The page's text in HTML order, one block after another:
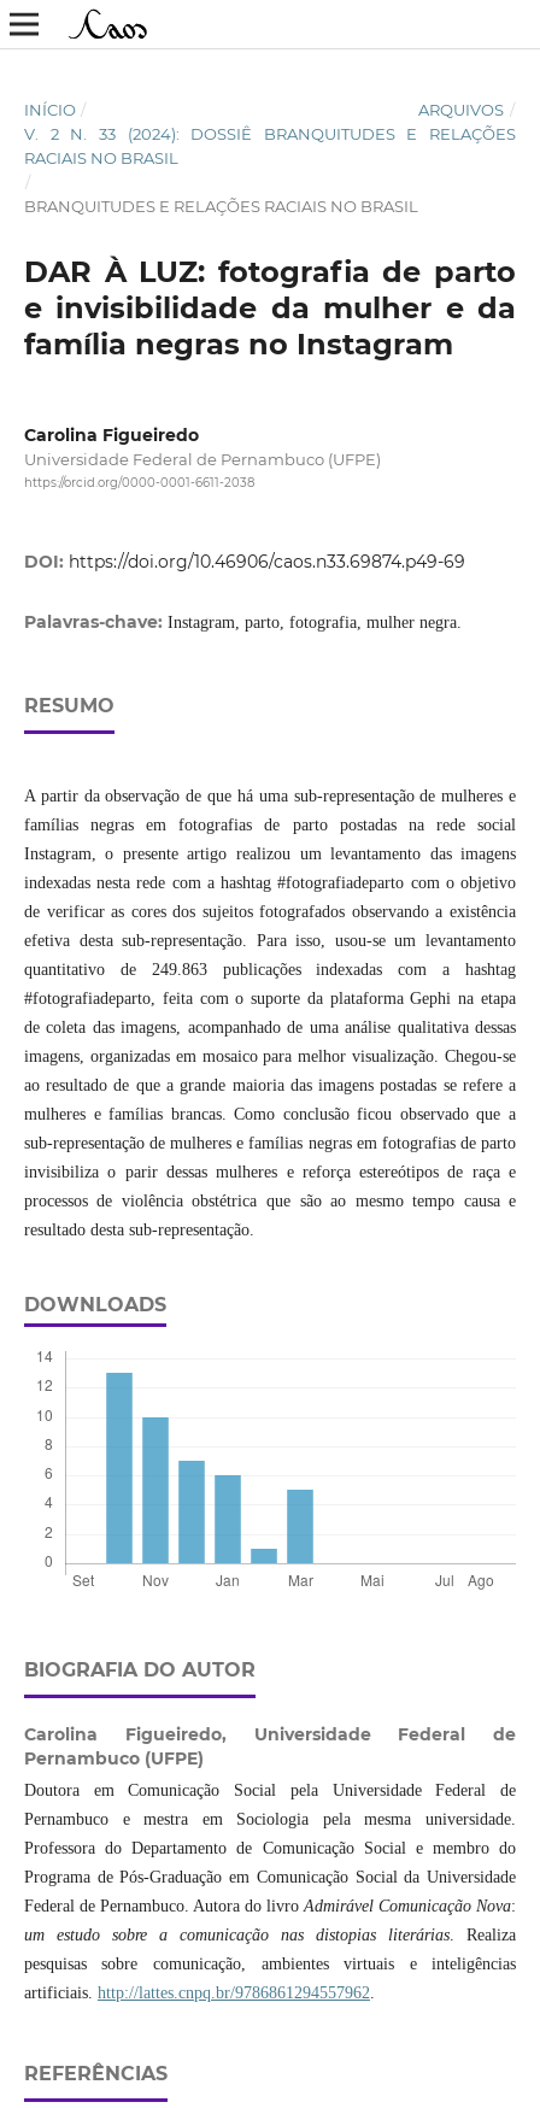
INÍCIO / ARQUIVOS /
V. 2 N. 33 (2024): DOSSIÊ BRANQUITUDES E RELAÇÕES
RACIAIS NO BRASIL
/
BRANQUITUDES E RELAÇÕES RACIAIS NO BRASIL
DAR À LUZ: fotografia de parto
e invisibilidade da mulher e da
família negras no Instagram
Carolina Figueiredo
Universidade Federal de Pernambuco (UFPE)
https://orcid.org/0000-0001-6611-2038
DOI: https://doi.org/10.46906/caos.n33.69874.p49-69
Palavras-chave: Instagram, parto, fotografia, mulher negra.
RESUMO
A partir da observação de que há uma sub-representação de mulheres e
famílias negras em fotografias de parto postadas na rede social
Instagram, o presente artigo realizou um levantamento das imagens
indexadas nesta rede com a hashtag #fotografiadeparto com o objetivo
de verificar as cores dos sujeitos fotografados observando a existência
efetiva desta sub-representação. Para isso, usou-se um levantamento
quantitativo de 249.863 publicações indexadas com a hashtag
#fotografiadeparto, feita com o suporte da plataforma Gephi na etapa
de coleta das imagens, acompanhado de uma análise qualitativa dessas
imagens, organizadas em mosaico para melhor visualização. Chegou-se
ao resultado de que a grande maioria das imagens postadas se refere a
mulheres e famílias brancas. Como conclusão ficou observado que a
sub-representação de mulheres e famílias negras em fotografias de parto
invisibiliza o parir dessas mulheres e reforça estereótipos de raça e
processos de violência obstétrica que são ao mesmo tempo causa e
resultado desta sub-representação.
DOWNLOADS
BIOGRAFIA DO AUTOR
Carolina Figueiredo, Universidade Federal de
Pernambuco (UFPE)
Doutora em Comunicação Social pela Universidade Federal de
Pernambuco e mestra em Sociologia pela mesma universidade.
Professora do Departamento de Comunicação Social e membro do
Programa de Pós-Graduação em Comunicação Social da Universidade
Federal de Pernambuco. Autora do livroAdmirável Comunicação Nova:
um estudo sobre a comunicação nas distopias literárias. Realiza
pesquisas sobre comunicação, ambientes virtuais e inteligências
artificiais. http://lattes.cnpq.br/9786861294557962.
REFERÊNCIAS